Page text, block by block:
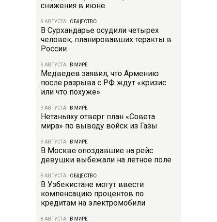
снижения в июне
9 АВГУСТА ОБЩЕСТВО
В Сурхандарье осудили четырех
человек, планировавших теракты в
России
9 АВГУСТА В МИРЕ
Медведев заявил, что Армению
после разрыва с РФ ждут «кризис
или что похуже»
9 АВГУСТА В МИРЕ
Нетаньяху отверг план «Совета
мира» по выводу войск из Газы
9 АВГУСТА В МИРЕ
В Москве опоздавшие на рейс
девушки выбежали на летное поле
8 АВГУСТА ОБЩЕСТВО
В Узбекистане могут ввести
компенсацию процентов по
кредитам на электромобили
8 АВГУСТА В МИРЕ